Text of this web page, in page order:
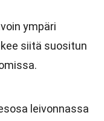
ympäri
siitä suositun
leivonnassa